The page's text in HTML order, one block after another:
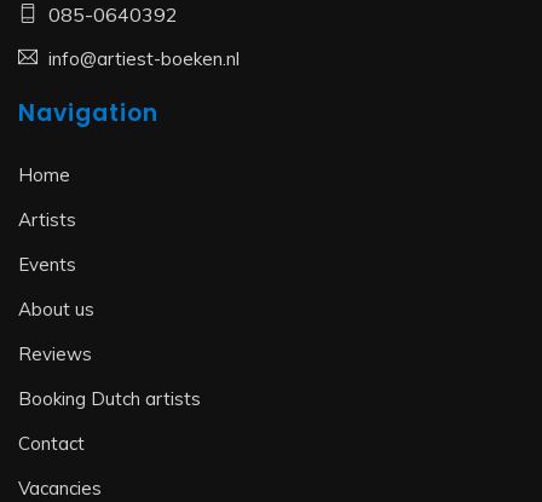
085-0640392
info@artiest-boeken.nl
Navigation
Home
Artists
Events
About us
Reviews
Booking Dutch artists
Contact
Vacancies